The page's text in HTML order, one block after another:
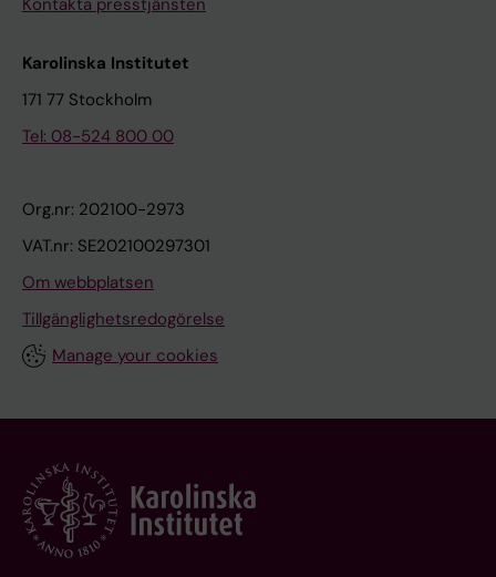
Karolinska Institutet
171 77 Stockholm
Tel: 08-524 800 00
Org.nr: 202100-2973
VAT.nr: SE202100297301
Om webbplatsen
Tillgänglighetsredogörelse
Manage your cookies